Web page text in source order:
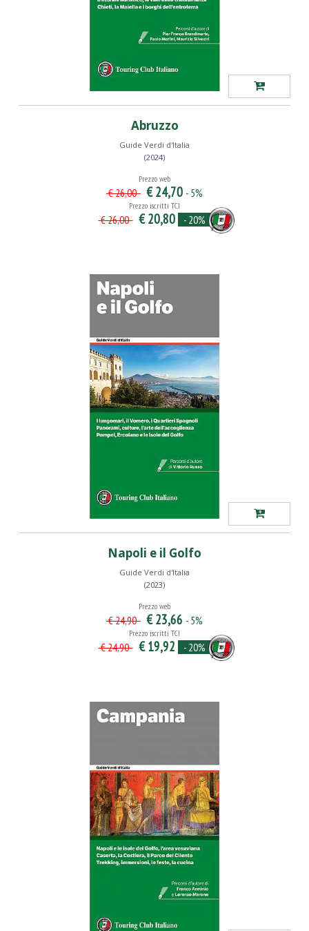
Abruzzo
Guide Verdi d'Italia
(2024)
Prezzo web
€ 26,00 € 24,70 - 5%
Prezzo iscritti TCI
€ 26,00 € 20,80 - 20%
Napoli e il Golfo
Guide Verdi d'Italia
(2023)
Prezzo web
€ 24,90 € 23,66 - 5%
Prezzo iscritti TCI
€ 24,90 € 19,92 - 20%